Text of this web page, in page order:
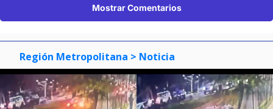
Mostrar Comentarios
Región Metropolitana > Noticia